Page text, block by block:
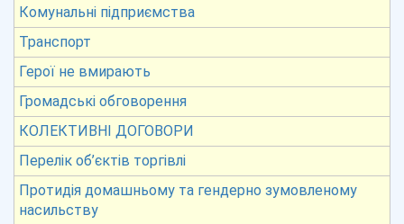
Комунальні підприємства
Транспорт
Герої не вмирають
Громадські обговорення
КОЛЕКТИВНІ ДОГОВОРИ
Перелік об’єктів торгівлі
Протидія домашньому та гендерно зумовленому
насильству